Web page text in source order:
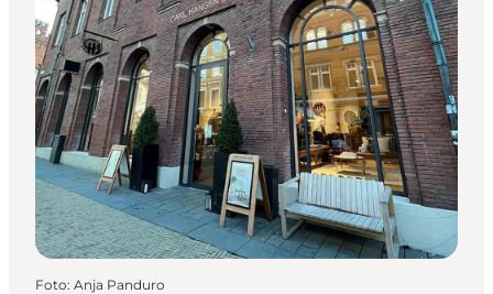
Odense erleben
Veranstaltungen
Reiseplanung
Inspiration
Foto: Anja Panduro